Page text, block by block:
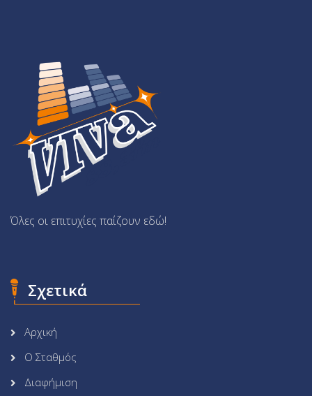
Όλες οι επιτυχίες παίζουν εδώ!
Σχετικά
Αρχική
Ο Σταθμός
Διαφήμιση